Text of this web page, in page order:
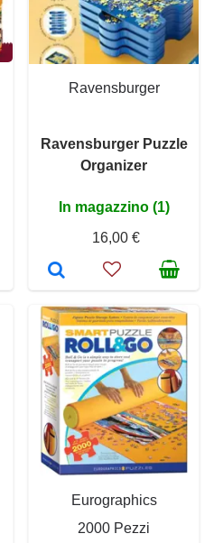
Ravensburger
Ravensburger Puzzle
Organizer
In magazzino (1)
16,00 €
Eurographics
2000 Pezzi